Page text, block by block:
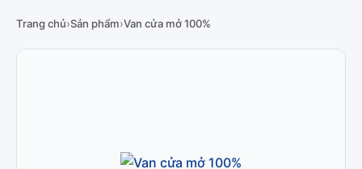
Trang chủ›Sản phẩm›Van cửa mở 100%